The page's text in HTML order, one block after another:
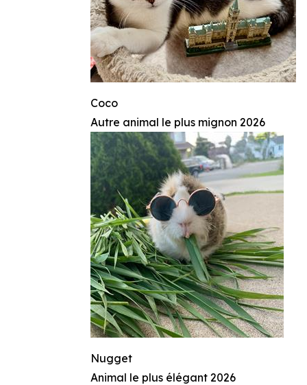
Coco
Autre animal le plus mignon 2026
Nugget
Animal le plus élégant 2026